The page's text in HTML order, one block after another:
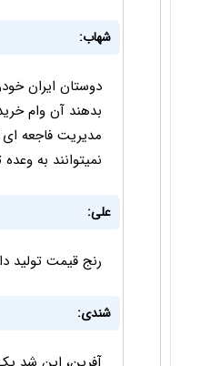
شهاب:
بدهند آن وام
مدیریت فاجعه
نمیتوانند به
علی:
رنج قیمت تولید داخلش باید
شندی: